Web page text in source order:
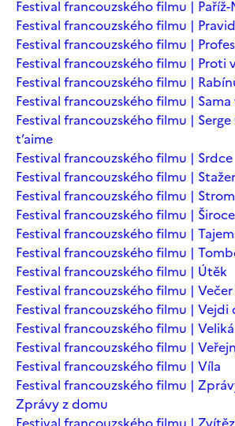
Festival francouzského filmu |
Festival francouzského filmu |
Festival francouzského filmu |
Festival francouzského filmu | Proti
Festival francouzského filmu |
Festival francouzského filmu |
Festival francouzského filmu | Serge
t’aime
Festival francouzského filmu | Srdce
Festival francouzského filmu |
Festival francouzského filmu | Strom
Festival francouzského filmu |
Festival francouzského filmu |
Festival francouzského filmu |
Festival francouzského filmu | Útěk
Festival francouzského filmu |
Festival francouzského filmu | Vejdi
Festival francouzského filmu |
Festival francouzského filmu |
Festival francouzského filmu | Víla
Festival francouzského filmu |
Zprávy z domu